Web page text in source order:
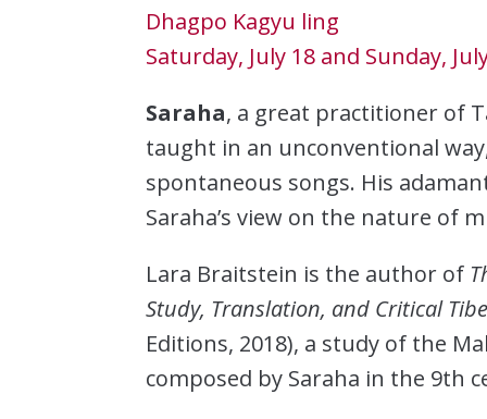
Dhagpo Kagyu ling
Saturday, July 18 and Sunday,
Saraha, a great practitioner of
taught in an unconventional
spontaneous songs. His
Saraha’s view on the nature of
Lara Braitstein is the author of
Study, Translation, and Critical
Editions, 2018), a study of the
composed by Saraha in the 9th